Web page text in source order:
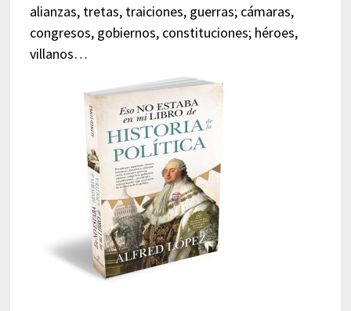
alianzas, tretas, traiciones, guerras; cámaras,
congresos, gobiernos, constituciones; héroes,
villanos…